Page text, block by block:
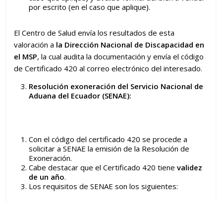
por escrito (en el caso que aplique).
El Centro de Salud envía los resultados de esta
valoración a la Dirección Nacional de Discapacidad en
el MSP, la cual audita la documentación y envía el código
de Certificado 420 al correo electrónico del interesado.
Resolución exoneración del Servicio Nacional de
Aduana del Ecuador (SENAE):
Con el código del certificado 420 se procede a
solicitar a SENAE la emisión de la Resolución de
Exoneración.
Cabe destacar que el Certificado 420 tienevalidez
de un año.
Los requisitos de SENAE son los siguientes: